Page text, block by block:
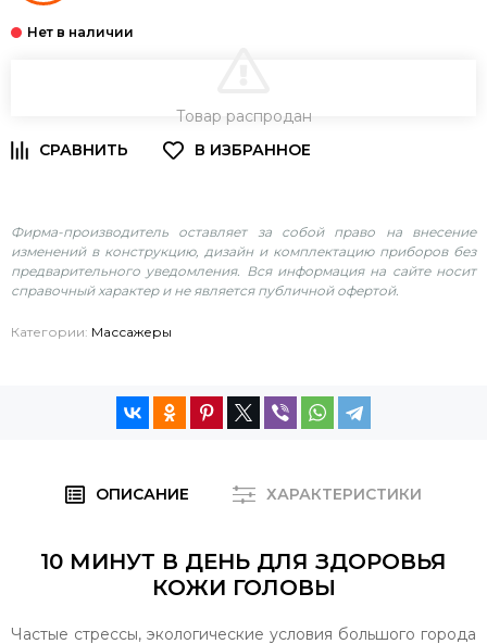
Товар распродан
Фирма-производитель оставляет за собой право на внесение
изменений в конструкцию, дизайн и комплектацию приборов без
предварительного уведомления. Вся информация на сайте носит
справочный характер и не является публичной офертой.
Категории: Массажеры
ОПИСАНИЕ ХАРАКТЕРИСТИКИ
10 МИНУТ В ДЕНЬ ДЛЯ ЗДОРОВЬЯ
КОЖИ ГОЛОВЫ
Частые стрессы, экологические условия большого города